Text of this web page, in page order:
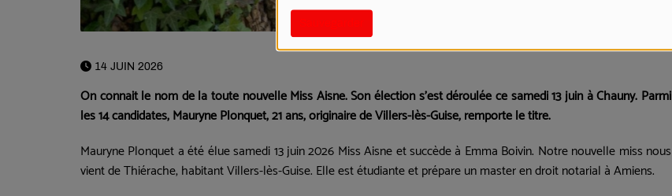
14 JUIN 2026
On connait le nom de la toute nouvelle Miss Aisne. Son élection s'est déroulée ce samedi 13 juin à Chauny. Parmi
les 14 candidates, Mauryne Plonquet, 21 ans, originaire deVillers-lès-Guise, remportele titre.
Mauryne Plonquet a été éluesamedi 13 juin 2026 Miss Aisne et succède à Emma Boivin. Notre nouvelle miss nous
vient de Thiérache, habitant Villers-lès-Guise. Elle est étudiante et prépare un master en droit notarial à Amiens.